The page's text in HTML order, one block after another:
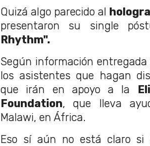
Quizá algo parecido al
presentaron su single
Rhythm".
Según información entregada
los asistentes que hagan
que irán en apoyo a la
Foundation, que lleva
Malawi, en África.
Eso sí aún no está claro si